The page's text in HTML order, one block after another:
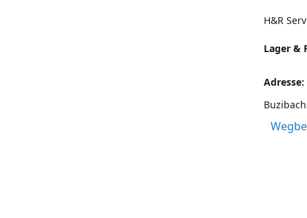
H&R
Lager &
Adresse: